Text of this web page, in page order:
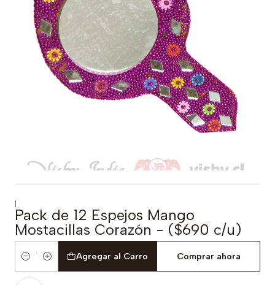
|
Pack de 12 Espejos Mango
Mostacillas Corazón - ($690 c/u)
Cantidad
Agregar al Carro Comprar ahora